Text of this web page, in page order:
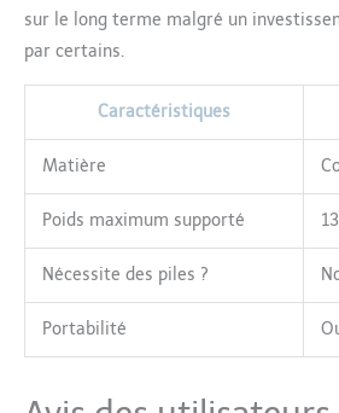
sur le long terme malgré un
par certains.
Caractéristiques
Matière
Poids maximum supporté
Nécessite des piles ?
Portabilité